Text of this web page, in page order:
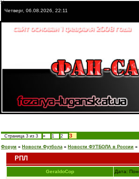
Четверг, 06.08.2026, 22:11
Страница 3 из 3 « 1 2 3
Форум » Новости Футбола » Новости ФУТБОЛА в России »
РПЛ
GeraldoCop Дата: